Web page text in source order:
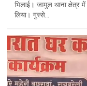
भिलाई। जामुल थाना क्षेत्र
लिया। गुस्से…